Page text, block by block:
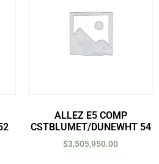
ALLEZ E5 COMP
CSTBLUMET/DUNEWHT 54
$3,505,950.00